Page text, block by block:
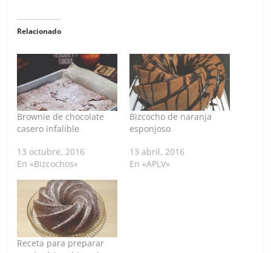
Relacionado
Brownie de chocolate
casero infalible
13 octubre, 2016
En «Bizcochos»
Bizcocho de naranja
esponjoso
13 abril, 2016
En «APLV»
Receta para preparar